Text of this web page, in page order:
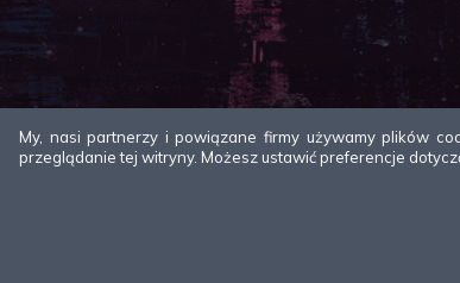
My, nasi partnerzy i powiązane firmy używamy plików
przeglądanie tej witryny. Możesz ustawić preferencje